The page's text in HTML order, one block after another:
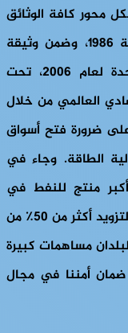
محور كافة الوثائق
الاستراتيجية للرؤساء الأمريكيين منذ سنة 1986، وضمن وثيقة
استراتيجية الأمن القومي للولايات المتحدة لعام 2006، تحت
العالمي من خلال
على ضرورة فتح أسواق
الطاقة. وجاء في
أكبر منتج للنفط في
العالم، لكننا تعتمد على المصادر الدولية لتزويد أكثر من 50٪ من
مساهمات كبيرة
ضمان أمننا في مجال